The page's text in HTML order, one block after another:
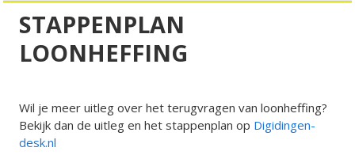
STAPPENPLAN
LOONHEFFING
Wil je meer uitleg over het terugvragen van loonheffing?
Bekijk dan de uitleg en het stappenplan op Digidingen-
desk.nl